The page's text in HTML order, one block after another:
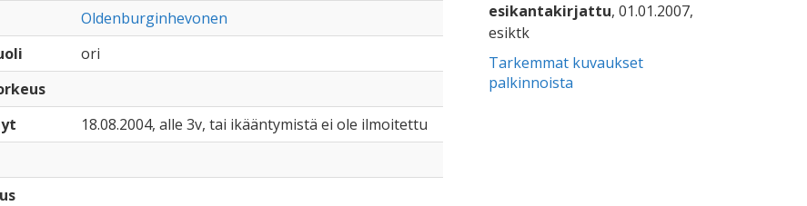
Oldenburginhevonen
ori
18.08.2004, alle 3v, tai ikääntymistä ei ole ilmoitettu
esikantakirjattu, 01.01.2007,
esiktk
Tarkemmat kuvaukset
palkinnoista